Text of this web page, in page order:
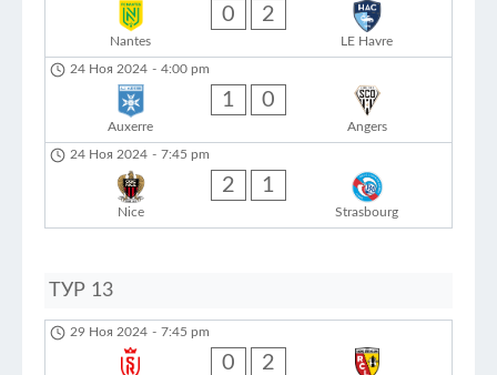
Nantes
0 2
LE Havre
24 Ноя 2024 - 4:00 pm
Auxerre
1 0
Angers
24 Ноя 2024 - 7:45 pm
Nice
2 1
Strasbourg
ТУР 13
29 Ноя 2024 - 7:45 pm
0 2